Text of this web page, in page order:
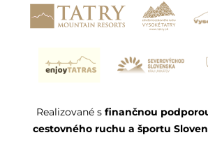
Realizované s finančnou
cestovného ruchu a športu